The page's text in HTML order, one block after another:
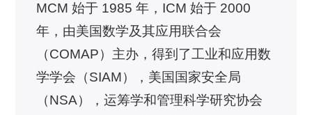
MCM 始于 1985 年，ICM 始于 2000
年，由美国数学及其应用联合会
（COMAP）主办，得到了工业和应用数
学学会（SIAM），美国国家安全局
（NSA），运筹学和管理科学研究协会